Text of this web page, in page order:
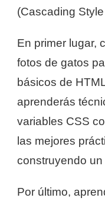
(Cascading
En primer lugar,
fotos de gatos
básicos de
aprenderás
variables CSS
las mejores
construyendo
Por último,